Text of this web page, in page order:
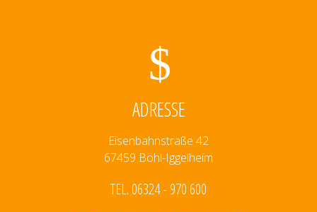
ADRESSE
Eisenbahnstraße 42
67459 Böhl-Iggelheim
TEL. 06324 - 970 600